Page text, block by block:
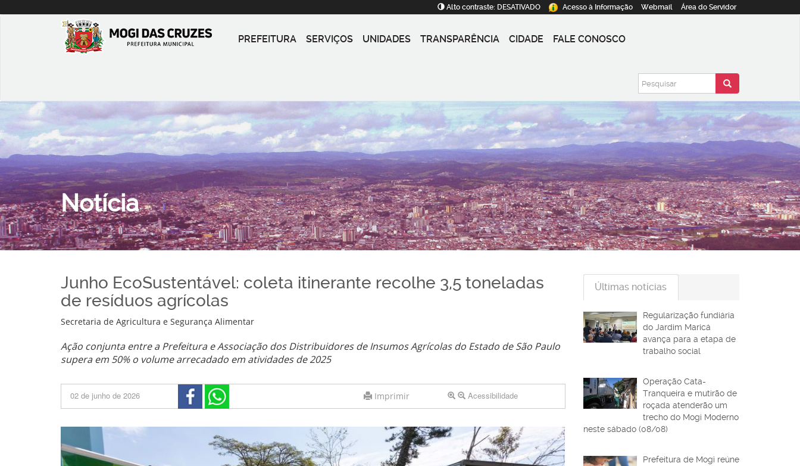
Alto contraste: DESATIVADO Acesso à Informação Webmail Área do Servidor
PREFEITURA SERVIÇOS UNIDADES TRANSPARÊNCIA CIDADE FALE CONOSCO
Notícia
Junho EcoSustentável: coleta itinerante recolhe 3,5 toneladas
de resíduos agrícolas
Secretaria de Agricultura e Segurança Alimentar
Ação conjunta entre a Prefeitura e Associação dos Distribuidores de Insumos Agrícolas do Estado de São Paulo
supera em 50% o volume arrecadado em atividades de 2025
02 de junho de 2026 Imprimir Acessibilidade
Últimas notícias
Regularização fundiária
do Jardim Maricá
avança para a etapa de
trabalho social
Operação Cata-
Tranqueira e mutirão de
roçada atenderão um
trecho do Mogi Moderno
neste sábado (08/08)
Prefeitura de Mogi reúne